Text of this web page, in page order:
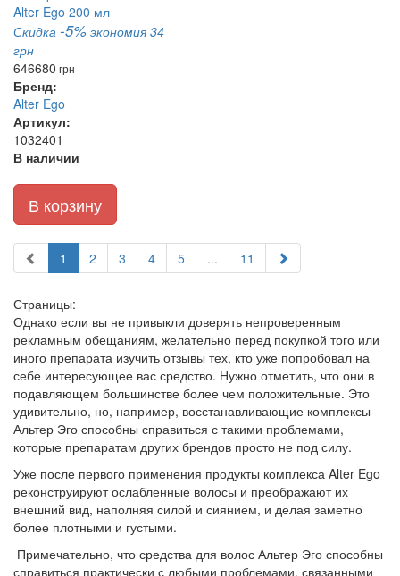
Скидка -5% экономия 34
грн
646680 грн
Бренд:
Alter Ego
Артикул:
1032401
В наличии
В корзину
1 2 3 4 5 ... 11
Страницы:
Однако если вы не привыкли доверять непроверенным
рекламным обещаниям, желательно перед покупкой того или
иного препарата изучить отзывы тех, кто уже попробовал на
себе интересующее вас средство. Нужно отметить, что они в
подавляющем большинстве более чем положительные. Это
удивительно, но, например, восстанавливающие комплексы
Альтер Эго способны справиться с такими проблемами,
которые препаратам других брендов просто не под силу.
Уже после первого применения продукты комплекса Alter Ego
реконструируют ослабленные волосы и преображают их
внешний вид, наполняя силой и сиянием, и делая заметно
более плотными и густыми.
Примечательно, что средства для волос Альтер Эго способны
справиться практически с любыми проблемами, связанными